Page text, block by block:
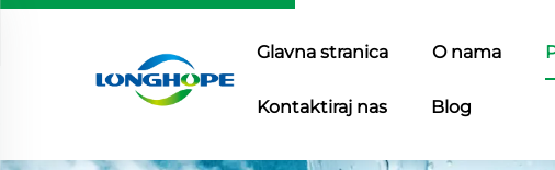
Glavna stranica O nama
Kontaktiraj nas Blog